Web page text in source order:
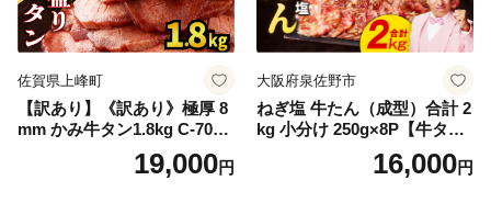
佐賀県上峰町
【訳あり】《訳あり》極厚 8
mm かみ牛タン1.8kg C-709-
19,000円
大阪府泉佐野市
ねぎ塩 牛たん（成型）合計 2
kg 小分け 250g×8P【牛タン
牛肉 焼肉用 薄切り 訳あり サ
16,000円